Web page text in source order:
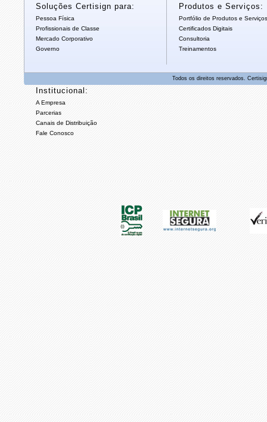
Soluções Certisign para:
Pessoa Física
Profissionais de Classe
Mercado Corporativo
Governo
Produtos e Serviços:
Portfólio de Produtos e Serviços
Certificados Digitais
Consultoria
Treinamentos
Institucional:
A Empresa
Parcerias
Canais de Distribuição
Fale Conosco
Todos os direitos reservados.